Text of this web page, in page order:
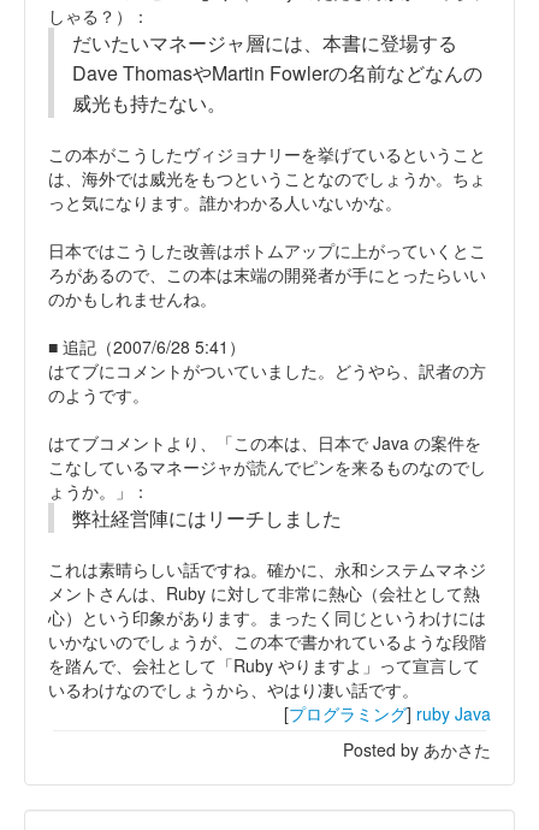
しゃる？）：
だいたいマネージャ層には、本書に登場する
Dave ThomasやMartin Fowlerの名前などなんの
威光も持たない。
この本がこうしたヴィジョナリーを挙げているということ
は、海外では威光をもつということなのでしょうか。ちょ
っと気になります。誰かわかる人いないかな。
日本ではこうした改善はボトムアップに上がっていくとこ
ろがあるので、この本は末端の開発者が手にとったらいい
のかもしれませんね。
■ 追記（2007/6/28 5:41）
はてブにコメントがついていました。どうやら、訳者の方
のようです。
はてブコメントより、「この本は、日本で Java の案件を
こなしているマネージャが読んでピンを来るものなのでし
ょうか。」：
弊社経営陣にはリーチしました
これは素晴らしい話ですね。確かに、永和システムマネジ
メントさんは、Ruby に対して非常に熱心（会社として熱
心）という印象があります。まったく同じというわけには
いかないのでしょうが、この本で書かれているような段階
を踏んで、会社として「Ruby やりますよ」って宣言して
いるわけなのでしょうから、やはり凄い話です。
[プログラミング] ruby Java
Posted by あかさた